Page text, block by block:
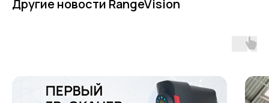
Другие новости RangeVision
конфиденциальности
Coordinate measuring machines